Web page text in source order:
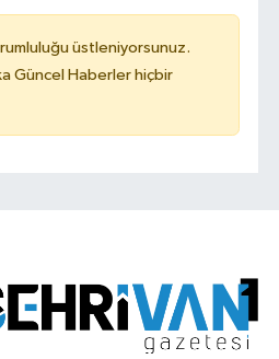
üstleniyorsunuz.
Güncel Haberler hiçbir